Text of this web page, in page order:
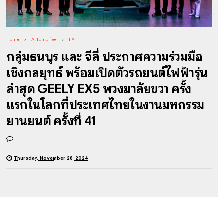
Home Automotive EV
กลุ่มธนบุรี และ จีลี่ ประกาศความร่วมมือ
เชิงกลยุทธ์ พร้อมเปิดตัวรถยนต์ไฟฟ้ารุ่น
ล่าสุด GEELY EX5 พวงมาลัยขวา ครั้ง
แรกในโลกที่ประเทศไทยในงานมหกรรม
ยานยนต์ ครั้งที่ 41
Thursday, November 28, 2024